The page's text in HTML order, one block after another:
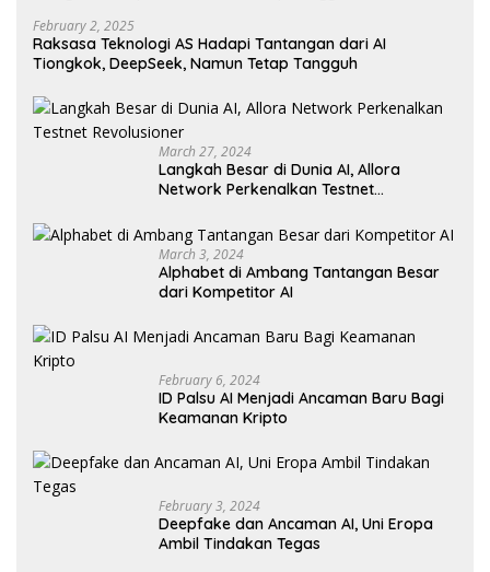
February 2, 2025
Raksasa Teknologi AS Hadapi Tantangan dari AI
Tiongkok, DeepSeek, Namun Tetap Tangguh
March 27, 2024
Langkah Besar di Dunia AI, Allora
Network Perkenalkan Testnet
March 3, 2024
Alphabet di Ambang Tantangan Besar
dari Kompetitor AI
February 6, 2024
ID Palsu AI Menjadi Ancaman Baru Bagi
Keamanan Kripto
February 3, 2024
Deepfake dan Ancaman AI, Uni Eropa
Ambil Tindakan Tegas